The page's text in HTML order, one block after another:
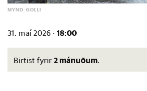
MYND: GOLLI
31. maí 2026 · 18:00
Birtist fyrir 2 mánuðum.